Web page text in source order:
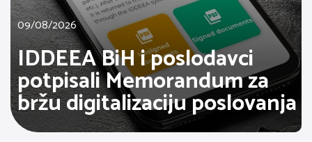
09/08/2026
IDDEEA BiH i poslodavci
potpisali Memorandum za
bržu digitalizaciju poslovanja